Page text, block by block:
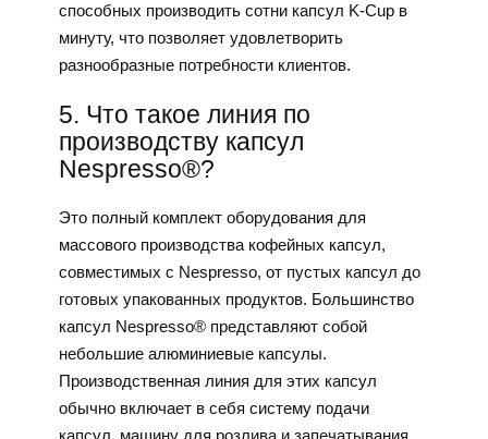
способных производить сотни капсул K-Cup в
минуту, что позволяет удовлетворить
разнообразные потребности клиентов.
5. Что такое линия по
производству капсул
Nespresso®?
Это полный комплект оборудования для
массового производства кофейных капсул,
совместимых с Nespresso, от пустых капсул до
готовых упакованных продуктов. Большинство
капсул Nespresso® представляют собой
небольшие алюминиевые капсулы.
Производственная линия для этих капсул
обычно включает в себя систему подачи
капсул, машину для розлива и запечатывания